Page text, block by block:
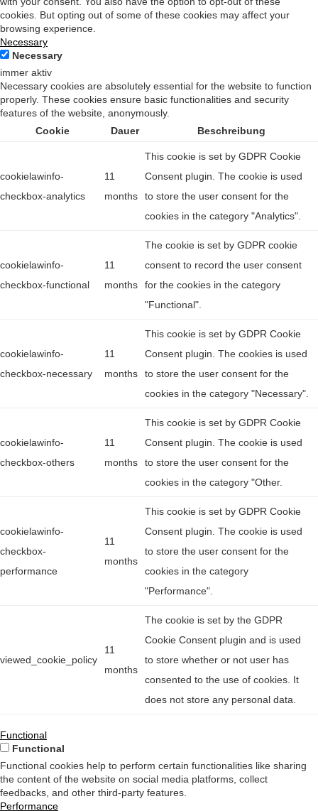
cookies. But opting out of some of these cookies may affect your
browsing experience.
Necessary
Necessary
immer aktiv
Necessary cookies are absolutely essential for the website to function
properly. These cookies ensure basic functionalities and security
features of the website, anonymously.
Cookie
Dauer Beschreibung
cookielawinfo-
checkbox-analytics
11
months
This cookie is set by GDPR Cookie
Consent plugin. The cookie is used
to store the user consent for the
cookies in the category "Analytics".
cookielawinfo-
checkbox-functional
11
months
The cookie is set by GDPR cookie
consent to record the user consent
for the cookies in the category
"Functional".
cookielawinfo-
checkbox-necessary
11
months
This cookie is set by GDPR Cookie
Consent plugin. The cookies is used
to store the user consent for the
cookies in the category "Necessary".
cookielawinfo-
checkbox-others
11
months
This cookie is set by GDPR Cookie
Consent plugin. The cookie is used
to store the user consent for the
cookies in the category "Other.
cookielawinfo-
checkbox-
performance
11
months
This cookie is set by GDPR Cookie
Consent plugin. The cookie is used
to store the user consent for the
cookies in the category
"Performance".
viewed_cookie_policy
11
months
The cookie is set by the GDPR
Cookie Consent plugin and is used
to store whether or not user has
consented to the use of cookies. It
does not store any personal data.
Functional
Functional
Functional cookies help to perform certain functionalities like sharing
the content of the website on social media platforms, collect
feedbacks, and other third-party features.
Performance